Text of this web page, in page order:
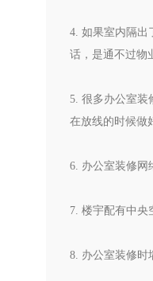
4. 如果室内隔出
话，是通不过物
5. 很多办公室装
在放线的时候做
6. 办公室装修网
7. 楼宇配有中央
8. 办公室装修时